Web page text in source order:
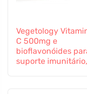
Vegetology
C 500mg e
bioflavonóides
suporte imunitário,